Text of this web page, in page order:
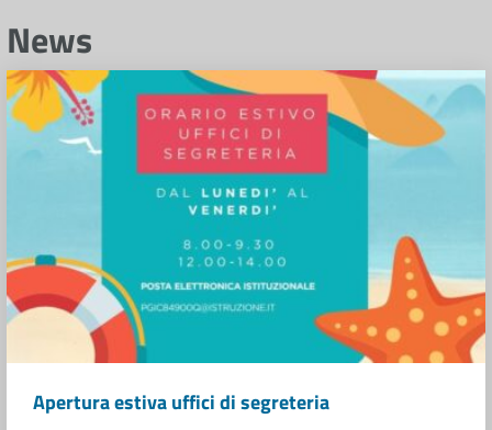
News
Apertura estiva uffici di segreteria